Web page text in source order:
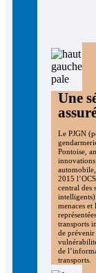
Une
Le PJGN
Pontoise,
innovations
2015
central des
intelligents)
menaces et
transports
de prévenir
de
transports.